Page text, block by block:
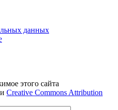
данных
этого сайта
Creative Commons Attribution